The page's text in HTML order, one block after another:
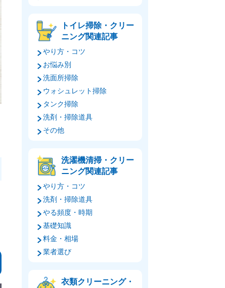
トイレ掃除・クリー
ニング関連記事
やり方・コツ
お悩み別
洗面所掃除
ウォシュレット掃除
タンク掃除
洗剤・掃除道具
その他
洗濯機清掃・クリー
ニング関連記事
やり方・コツ
洗剤・掃除道具
やる頻度・時期
基礎知識
料金・相場
業者選び
衣類クリーニング・